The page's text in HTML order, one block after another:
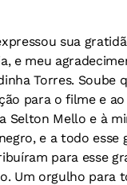
sua
e meu
Torres. Soube
para o filme e
Selton Mello e à
e a todo esse
para esse
Um orgulho para